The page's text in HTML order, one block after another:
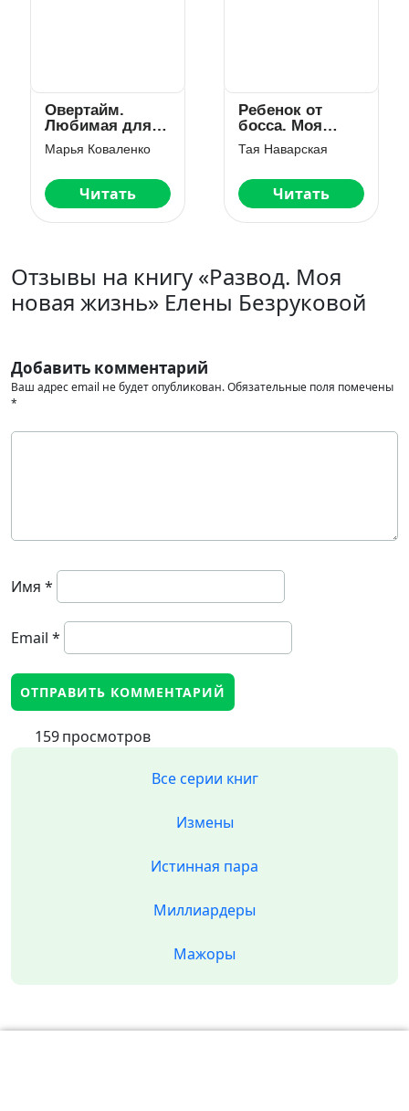
Овертайм.
Любимая для
капитана
Марья Коваленко
Читать
Ребенок от
босса. Моя
тайна
Тая Наварская
Читать
Отзывы на книгу «Развод. Моя
новая жизнь» Елены Безруковой
Добавить комментарий
Ваш адрес email не будет опубликован.Обязательные поля помечены
*
Имя *
Email *
159просмотров
Все серии книг
Измены
Истинная пара
Миллиардеры
Мажоры